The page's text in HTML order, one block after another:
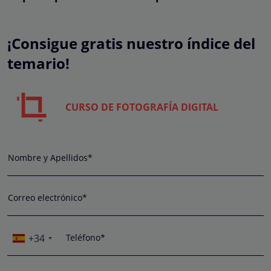
¡Consigue gratis nuestro índice del
temario!
CURSO DE FOTOGRAFÍA DIGITAL
Nombre y Apellidos*
Correo electrónico*
+34 Teléfono*